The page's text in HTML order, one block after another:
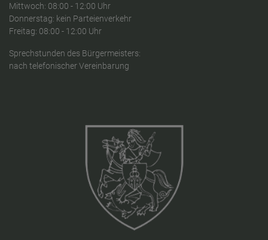
Mittwoch: 08:00 - 12:00 Uhr
Donnerstag: kein Parteienverkehr
Freitag: 08:00 - 12:00 Uhr
Sprechstunden des Bürgermeisters:
nach telefonischer Vereinbarung